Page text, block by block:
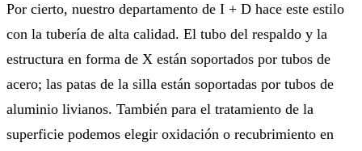
Por cierto, nuestro departamento de I + D hace este estilo
con la tubería de alta calidad. El tubo del respaldo y la
estructura en forma de X están soportados por tubos de
acero; las patas de la silla están soportadas por tubos de
aluminio livianos. También para el tratamiento de la
superficie podemos elegir oxidación o recubrimiento en